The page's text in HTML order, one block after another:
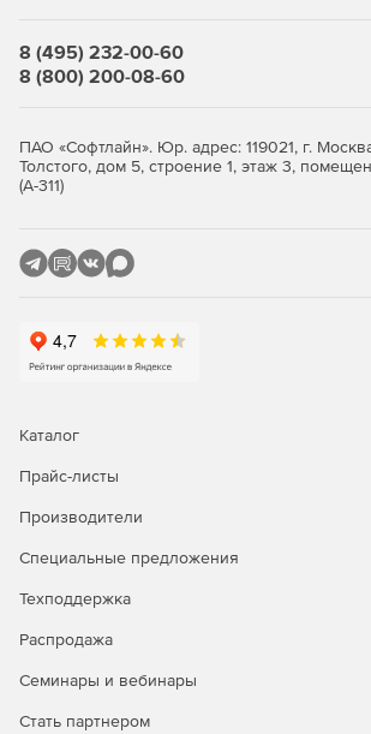
Автоматическое оповещение о
обнаруженном конечными
снимков экрана к отчетам об ошибках.
Обфускация кода:
Обеспечение большей комплексности
Кодирование строк, содержащих
обфускации кода, уменьшения
ускорения доставки данных,
возможностями защиты подлинности,
SDK для программного доступа к
8 (495) 232-00-60
8 (800) 200-08-60
ПАО «Софтлайн». Юр. адрес: 119021, г.
Толстого, дом 5, строение 1, этаж 3,
(А-311)
Каталог
Прайс-листы
Производители
Специальные предложения
Техподдержка
Распродажа
Семинары и вебинары
Стать партнером